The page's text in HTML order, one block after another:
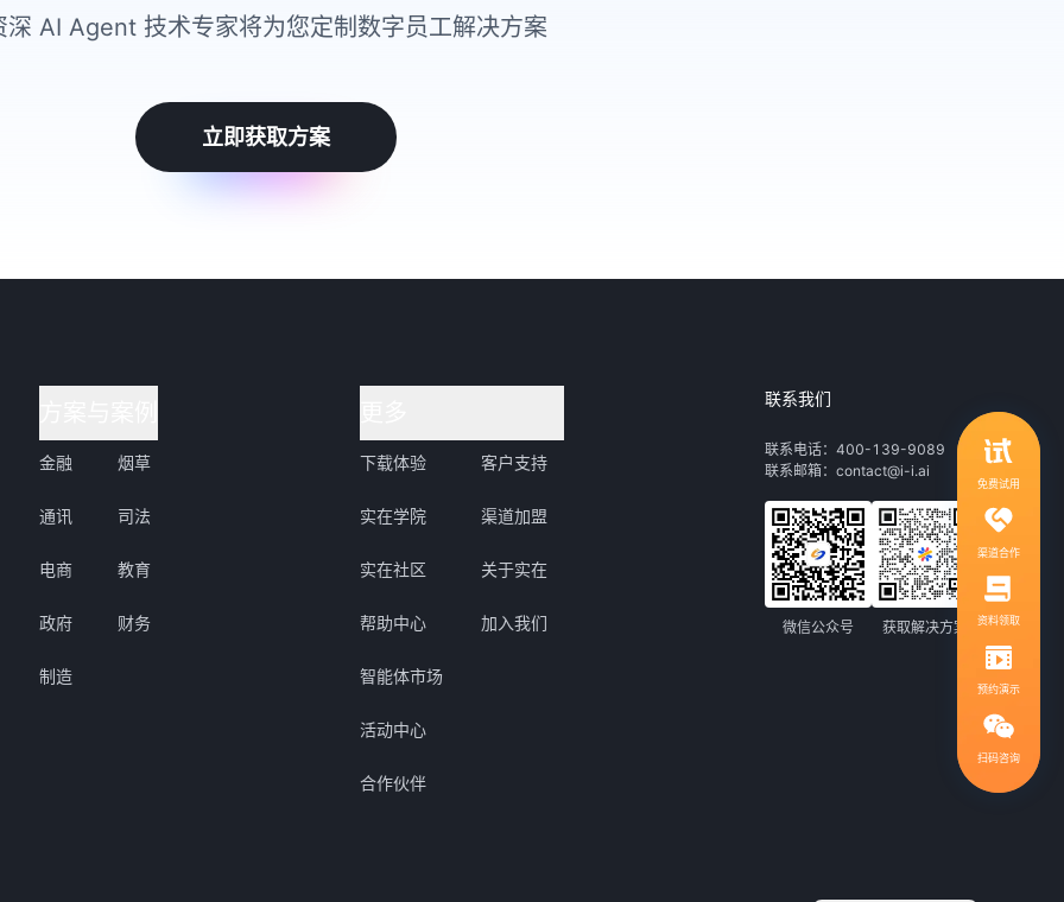
深 AI Agent 技术专家将为您定制数字员工解决方案
立即获取方案
金融
通讯
电商
政府
制造
烟草
司法
教育
财务
下载体验
实在学院
实在社区
帮助中心
智能体市场
活动中心
合作伙伴
客户支持
渠道加盟
关于实在
加入我们
联系我们
联系电话：400-139-9089
联系邮箱：contact@i-i.ai
微信公众号 获取解决方案
免费试用
渠道合作
资料领取
预约演示
扫码咨询
领取行业自动化解决方案